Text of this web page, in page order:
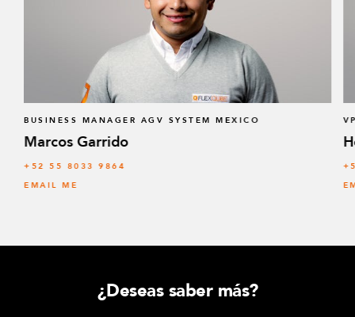
BUSINESS MANAGER AGV SYSTEM MEXICO
Marcos Garrido
+52 55 8033 9864
EMAIL ME
¿Deseas saber más?